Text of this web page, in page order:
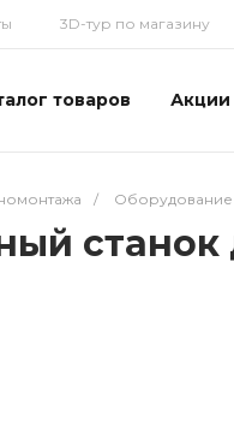
3D-тур по магазину
товаров Акции
/
станок